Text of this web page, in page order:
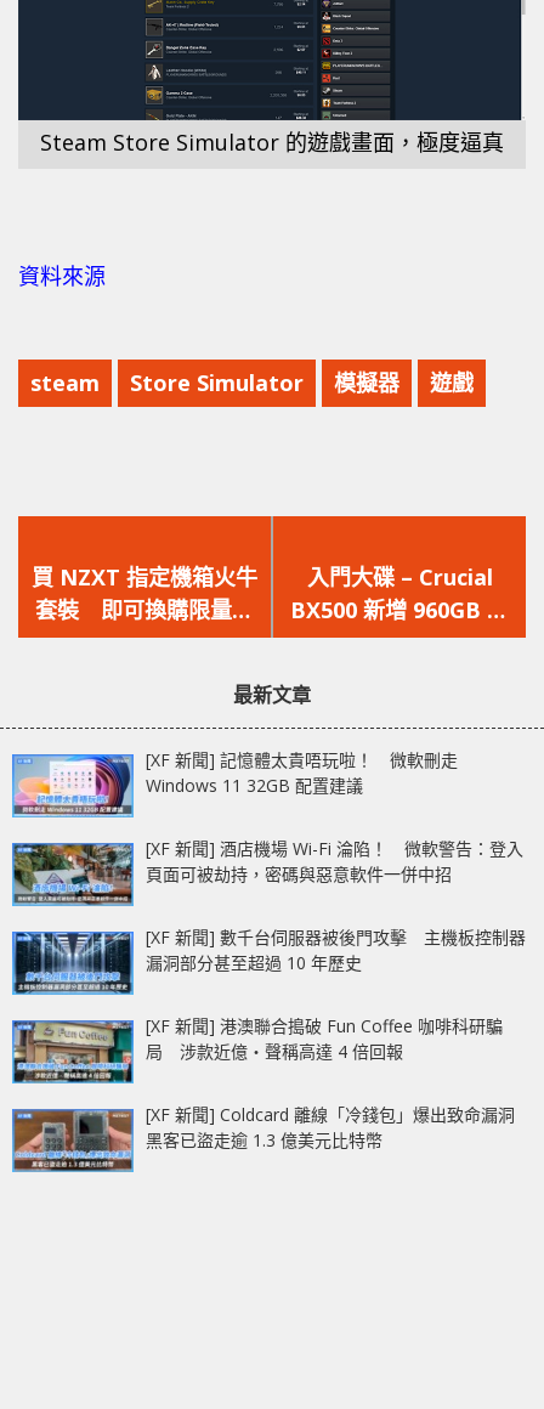
Steam Store Simulator 的遊戲畫面，極度逼真
資料來源
steam Store Simulator 模擬器 遊戲
一
篇
文
買 NZXT 指定機箱火牛
套裝 即可換購限量版
食雞 Pan Puck 一個
一
篇
文
入門大碟 – Crucial
BX500 新增 960GB 容
量
最新文章
[XF 新聞] 記憶體太貴唔玩啦！ 微軟刪走
Windows 11 32GB 配置建議
[XF 新聞] 酒店機場 Wi-Fi 淪陷！ 微軟警告：登入
頁面可被劫持，密碼與惡意軟件一併中招
[XF 新聞] 數千台伺服器被後門攻擊 主機板控制器
漏洞部分甚至超過 10 年歷史
[XF 新聞] 港澳聯合搗破 Fun Coffee 咖啡科研騙
局 涉款近億‧聲稱高達 4 倍回報
[XF 新聞] Coldcard 離線「冷錢包」爆出致命漏洞
黑客已盜走逾 1.3 億美元比特幣